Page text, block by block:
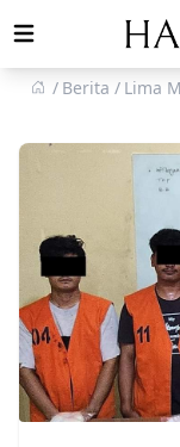
Open main menu
Berita
Lima